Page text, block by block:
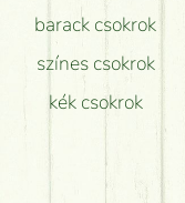
barack csokrok
színes csokrok
kék csokrok